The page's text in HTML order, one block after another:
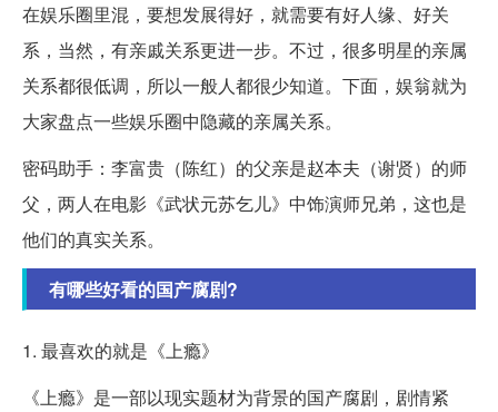
在娱乐圈里混，要想发展得好，就需要有好人缘、好关
系，当然，有亲戚关系更进一步。不过，很多明星的亲属
关系都很低调，所以一般人都很少知道。下面，娱翁就为
大家盘点一些娱乐圈中隐藏的亲属关系。
密码助手：李富贵（陈红）的父亲是赵本夫（谢贤）的师
父，两人在电影《武状元苏乞儿》中饰演师兄弟，这也是
他们的真实关系。
有哪些好看的国产腐剧?
1. 最喜欢的就是《上瘾》
《上瘾》是一部以现实题材为背景的国产腐剧，剧情紧